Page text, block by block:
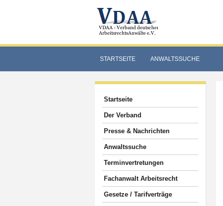
STARTSEITE ANWALTSSUCHE
Startseite
Der Verband
Presse & Nachrichten
Anwaltssuche
Terminvertretungen
Fachanwalt Arbeitsrecht
Gesetze / Tarifverträge